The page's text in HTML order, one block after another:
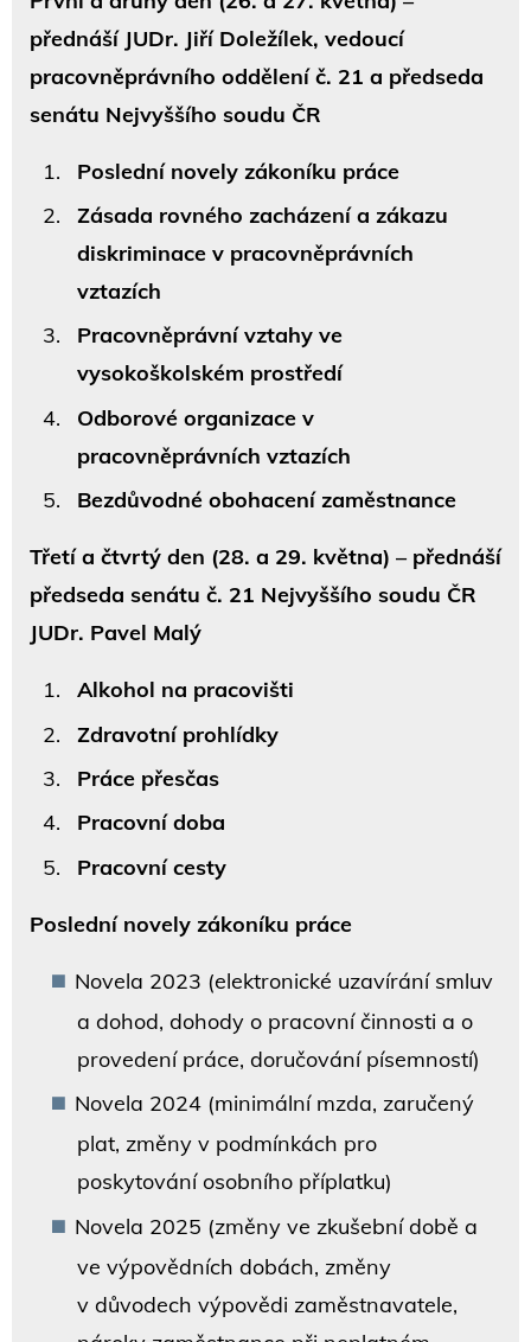
přednáší JUDr. Jiří Doležílek, vedoucí
pracovněprávního oddělení č. 21 a předseda
senátu Nejvyššího soudu ČR
Poslední novely zákoníku práce
Zásada rovného zacházení a zákazu
diskriminace v pracovněprávních
vztazích
Pracovněprávní vztahy ve
vysokoškolském prostředí
Odborové organizace v
pracovněprávních vztazích
Bezdůvodné obohacení zaměstnance
Třetí a čtvrtý den (28. a 29. května) – přednáší
předseda senátu č. 21 Nejvyššího soudu ČR
JUDr. Pavel Malý
Alkohol na pracovišti
Zdravotní prohlídky
Práce přesčas
Pracovní doba
Pracovní cesty
Poslední novely zákoníku práce
Novela 2023 (elektronické uzavírání smluv
a dohod, dohody o pracovní činnosti a o
provedení práce, doručování písemností)
Novela 2024 (minimální mzda, zaručený
plat, změny v podmínkách pro
poskytování osobního příplatku)
Novela 2025 (změny ve zkušební době a
ve výpovědních dobách, změny
v důvodech výpovědi zaměstnavatele,